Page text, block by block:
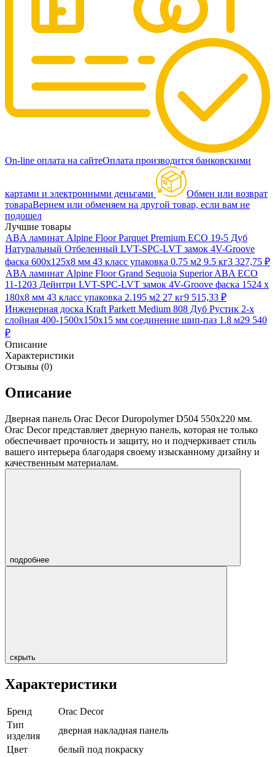
On-line оплата на сайтеОплата производится банковскими
картами и электронными деньгами
Обмен или возврат
товараВернем или обменяем на другой товар, если вам не
подошел
Лучшие товары
ABA ламинат Alpine Floor Parquet Premium ECO 19-5 Дуб
Натуральный Отбеленный LVT-SPC-LVT замок 4V-Groove
фаска 600х125х8 мм 43 класс упаковка 0.75 м2 9.5 кг3 327,75 ₽
ABA ламинат Alpine Floor Grand Sequoia Superior ABA ECO
11-1203 Дейнтри LVT-SPC-LVT замок 4V-Groove фаска 1524 х
180х8 мм 43 класс упаковка 2.195 м2 27 кг9 515,33 ₽
Инженерная доска Kraft Parkett Medium 808 Дуб Рустик 2-х
слойная 400-1500х150х15 мм соединение шип-паз 1.8 м29 540
₽
Описание
Характеристики
Отзывы (0)
Описание
Дверная панель Orac Decor Duropolymer D504 550х220 мм.
Orac Decor представляет дверную панель, которая не только
обеспечивает прочность и защиту, но и подчеркивает стиль
вашего интерьера благодаря своему изысканному дизайну и
качественным материалам.
подробнее
скрыть
Характеристики
Бренд
Orac Decor
Тип
изделия
дверная накладная панель
Цвет
белый под покраску